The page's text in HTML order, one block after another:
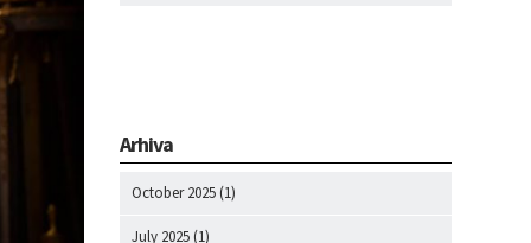
Arhiva
October 2025 (1)
July 2025 (1)